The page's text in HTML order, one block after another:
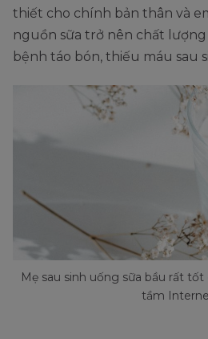
thiết cho chính bản thân và
nguồn sữa trở nên chất
bệnh táo bón, thiếu máu sau
Mẹ sau sinh uống sữa bầu rất
tầm